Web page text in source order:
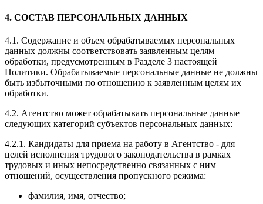
4. СОСТАВ ПЕРСОНАЛЬНЫХ ДАННЫХ
4.1. Содержание и объем обрабатываемых персональных
данных должны соответствовать заявленным целям
обработки, предусмотренным в Разделе 3 настоящей
Политики. Обрабатываемые персональные данные не должны
быть избыточными по отношению к заявленным целям их
обработки.
4.2. Агентство может обрабатывать персональные данные
следующих категорий субъектов персональных данных:
4.2.1. Кандидаты для приема на работу в Агентство - для
целей исполнения трудового законодательства в рамках
трудовых и иных непосредственно связанных с ним
отношений, осуществления пропускного режима:
фамилия, имя, отчество;